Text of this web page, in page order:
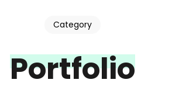
Category
Portfolio